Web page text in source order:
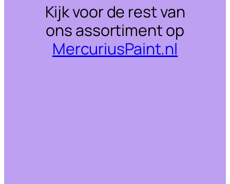
Kijk voor de rest van
ons assortiment op
MercuriusPaint.nl